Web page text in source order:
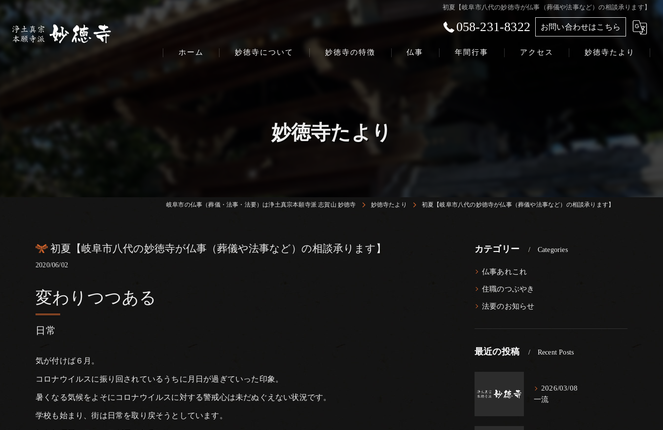
初夏【岐阜市八代の妙徳寺が仏事（葬儀や法事など）の相談承ります】
058-231-8322 お問い合わせはこちら
ホーム 妙徳寺について 妙徳寺の特徴 仏事 年間行事 アクセス 妙徳寺たより
妙徳寺たより
岐阜市の仏事（葬儀・法事・法要）は浄土真宗本願寺派 志賀山 妙徳寺 妙徳寺たより 初夏【岐阜市八代の妙徳寺が仏事（葬儀や法事など）の相談承ります】
初夏【岐阜市八代の妙徳寺が仏事（葬儀や法事など）の相談承ります】
2020/06/02
日常
変わりつつある
気が付けば６月。
コロナウイルスに振り回されているうちに月日が過ぎていった印象。
暑くなる気候をよそにコロナウイルスに対する警戒心は未だぬぐえない状況です。
学校も始まり、街は日常を取り戻そうとしています。
カテゴリー Categories
仏事あれこれ
住職のつぶやき
法要のお知らせ
最近の投稿 Recent Posts
2026/03/08
一流